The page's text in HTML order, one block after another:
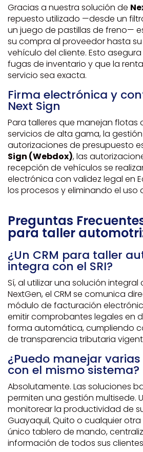
Gracias a nuestra solución de
repuesto utilizado —desde un
un juego de pastillas de freno—
su compra al proveedor hasta
vehículo del cliente. Esto
fugas de inventario y que la
servicio sea exacta.
Firma electrónica y
Next Sign
Para talleres que manejan flotas
servicios de alta gama, la
autorizaciones de presupuesto
Sign (Webdox), las
recepción de vehículos se
electrónica con validez legal en
los procesos y eliminando el uso
Preguntas
para taller
¿Un CRM para taller
integra con el SRI?
Sí, al utilizar una solución integral
NextGen, el CRM se comunica
módulo de facturación
emitir comprobantes legales en
forma automática, cumpliendo
de transparencia tributaria
¿Puedo manejar
con el mismo sistema?
Absolutamente. Las soluciones
permiten una gestión multisede.
monitorear la productividad de
Guayaquil, Quito o cualquier
único tablero de mando,
información de todos sus